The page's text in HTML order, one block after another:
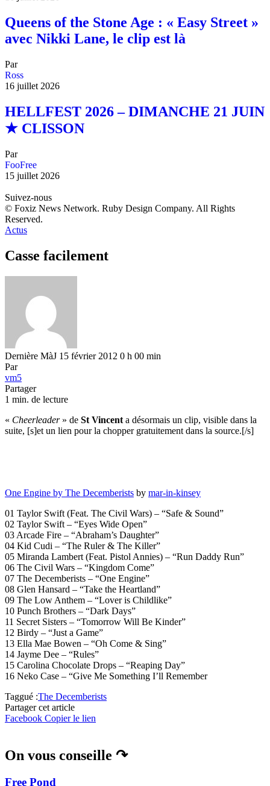
Queens of the Stone Age : « Easy Street »
avec Nikki Lane, le clip est là
Par
Ross
16 juillet 2026
HELLFEST 2026 – DIMANCHE 21 JUIN
★ CLISSON
Par
FooFree
15 juillet 2026
Suivez-nous
© Foxiz News Network. Ruby Design Company. All Rights
Reserved.
Actus
Casse facilement
Dernière MàJ 15 février 2012 0 h 00 min
Par
vm5
Partager
1 min. de lecture
« Cheerleader» de St Vincent a désormais un clip, visible dans la
suite, [s]et un lien pour la chopper gratuitement dans la source.[/s]
One Engine by The Decemberists by mar-in-kinsey
01 Taylor Swift (Feat. The Civil Wars) – “Safe & Sound”
02 Taylor Swift – “Eyes Wide Open”
03 Arcade Fire – “Abraham’s Daughter”
04 Kid Cudi – “The Ruler & The Killer”
05 Miranda Lambert (Feat. Pistol Annies) – “Run Daddy Run”
06 The Civil Wars – “Kingdom Come”
07 The Decemberists – “One Engine”
08 Glen Hansard – “Take the Heartland”
09 The Low Anthem – “Lover is Childlike”
10 Punch Brothers – “Dark Days”
11 Secret Sisters – “Tomorrow Will Be Kinder”
12 Birdy – “Just a Game”
13 Ella Mae Bowen – “Oh Come & Sing”
14 Jayme Dee – “Rules”
15 Carolina Chocolate Drops – “Reaping Day”
16 Neko Case – “Give Me Something I’ll Remember
Taggué :The Decemberists
Partager cet article
Facebook Copier le lien
On vous conseille ↷
Free Pond